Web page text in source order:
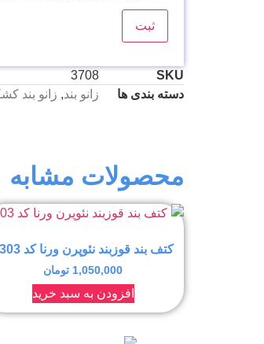
SKU
3708
دسته بندی ها
زانو بند, زانو بند
محصولات مشابه
کتف بند قوزبند نئوپرن ورنا کد v303
1,050,000 تومان
افزودن به سبد خرید